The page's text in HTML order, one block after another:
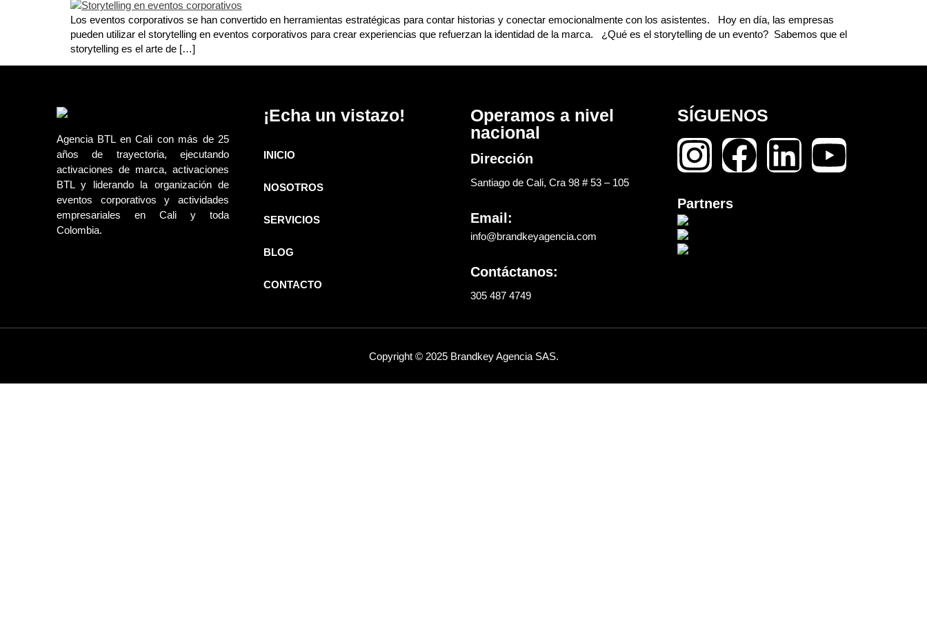
Los eventos corporativos se han convertido en herramientas estratégicas para contar historias y conectar emocionalmente con los asistentes. Hoy en día, las empresas
pueden utilizar el storytelling en eventos corporativos para crear experiencias que refuerzan la identidad de la marca. ¿Qué es el storytelling de un evento? Sabemos que el
storytelling es el arte de […]
Agencia BTL en Cali con más de 25
años de trayectoria, ejecutando
activaciones de marca, activaciones
BTL y liderando la organización de
eventos corporativos y actividades
empresariales en Cali y toda
Colombia.
¡Echa un vistazo!
INICIO
NOSOTROS
SERVICIOS
BLOG
CONTACTO
Operamos a nivel
nacional
Dirección
Santiago de Cali, Cra 98 # 53 – 105
Email:
info@brandkeyagencia.com
Contáctanos:
305 487 4749
SÍGUENOS
Partners
Copyright © 2025 Brandkey Agencia SAS.